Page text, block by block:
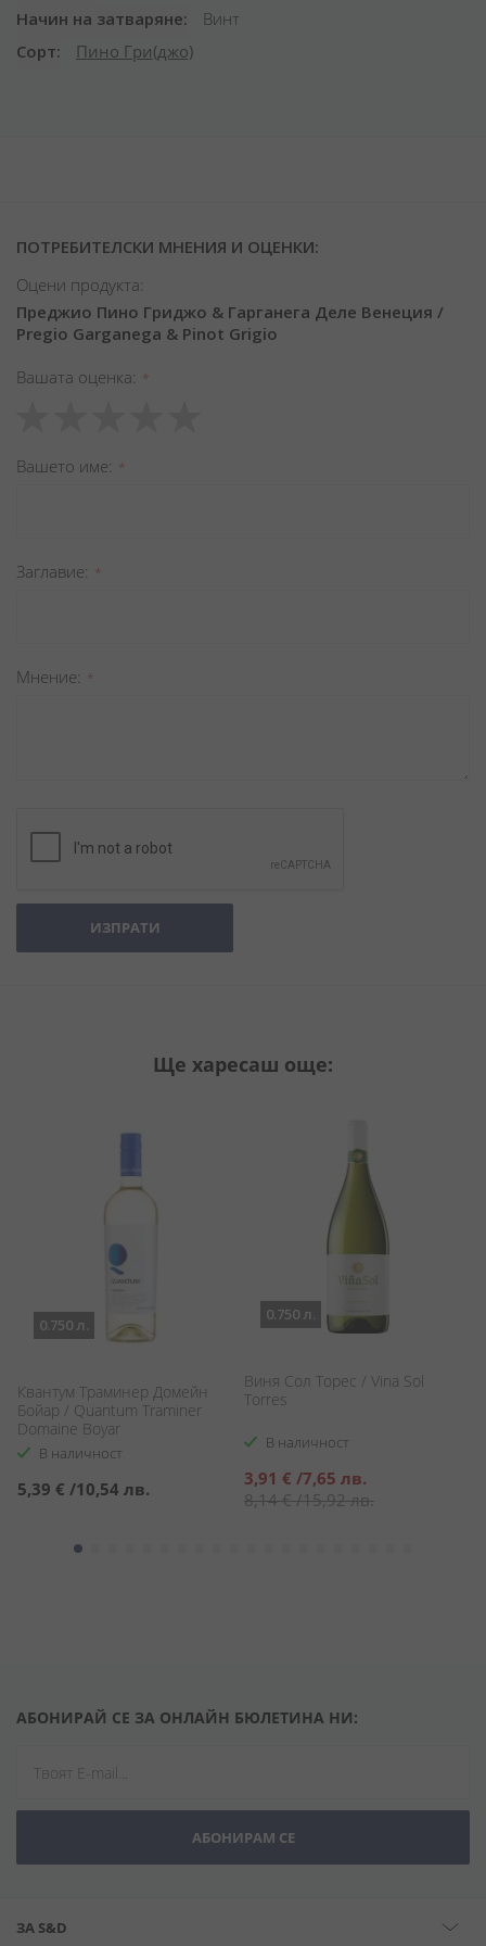
Начин на затваряне
Винт
Сорт
Пино Гри(джо)
ПОТРЕБИТЕЛСКИ МНЕНИЯ И ОЦЕНКИ:
Оцени продукта:
Преджио Пино Гриджо & Гарганега Деле Венеция /
Pregio Garganega & Pinot Grigio
Вашата оценка
star
stars
stars
stars
stars
Вашето име
Заглавиe
Мнение
ИЗПРАТИ
Ще харесаш още:
0.750 л.
Квантум Траминер Домейн
Бойар / Quantum Traminer
Domaine Boyar
В наличност
5,39 € /10,54 лв.
0.750 л.
Виня Сол Торес / Vina Sol
Torres
В наличност
Специална
цена
3,91 € /7,65 лв.
8,14 €/15,92 лв.
АБОНИРАЙ СЕ ЗА ОНЛАЙН БЮЛЕТИНА НИ:
АБОНИРАМ СЕ
ЗА S&D